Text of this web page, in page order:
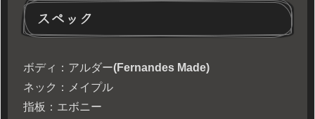
スペック
ボディ：アルダー(Fernandes Made)
ネック：メイプル
指板：エボニー